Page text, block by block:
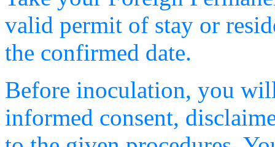
valid permit of stay or
the confirmed date.
Before inoculation, you
informed consent,